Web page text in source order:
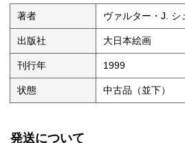
著者 ヴァルター・J. シ
出版社 大日本絵画
刊行年 1999
状態 中古品（並下）
発送について